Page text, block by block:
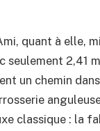
quant à elle,
seulement 2,41
un chemin
classique : la